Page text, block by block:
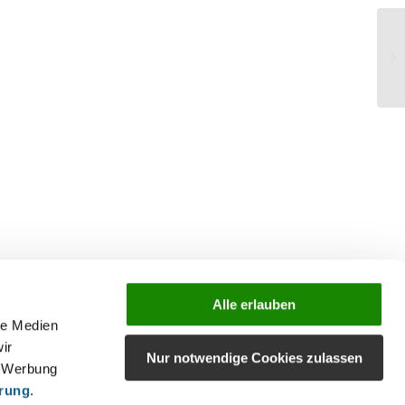
Medien
.
Alle erlauben
Nur notwendige Cookies zulassen